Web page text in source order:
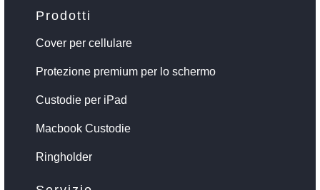
Prodotti
Cover per cellulare
Protezione premium per lo schermo
Custodie per iPad
Macbook Custodie
Ringholder